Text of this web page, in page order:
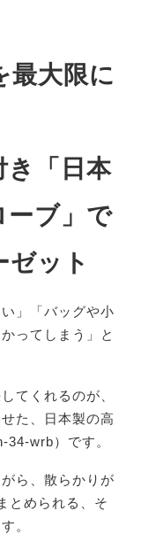
最大限に
き「日本
ーブ」で
ゼット
」「バッグや小
ってしまう」と
てくれるのが、
た、日本製の高
wrb）です。
ら、散らかりが
とめられる、そ
。